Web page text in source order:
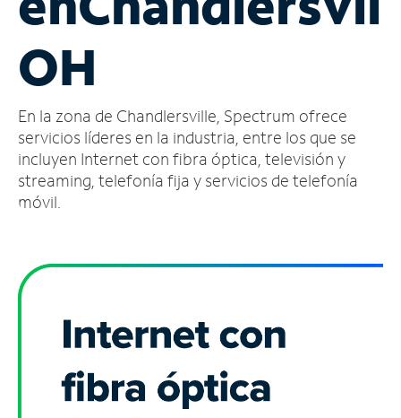
cuenta
Encuentra
tienda
OH
En la zona de Chandlersville, Spectrum ofrece
servicios líderes en la industria, entre los que se
incluyen Internet con fibra óptica, televisión y
streaming, telefonía fija y servicios de telefonía
móvil.